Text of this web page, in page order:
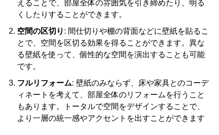
えることで、部屋全体の雰囲気を引き締めたり、明る
くしたりすることができます。
空間の区切り : 間仕切りや棚の背面などに壁紙を貼るこ
とで、空間を区切る効果を得ることができます。異な
る壁紙を使って、個性的な空間を演出することも可能
です。
フルリフォーム: 壁紙のみならず、床や家具とのコーデ
ィネートを考えて、部屋全体のリフォームを行うこと
もあります。トータルで空間をデザインすることで、
より一層の統一感やアクセントを出すことができます